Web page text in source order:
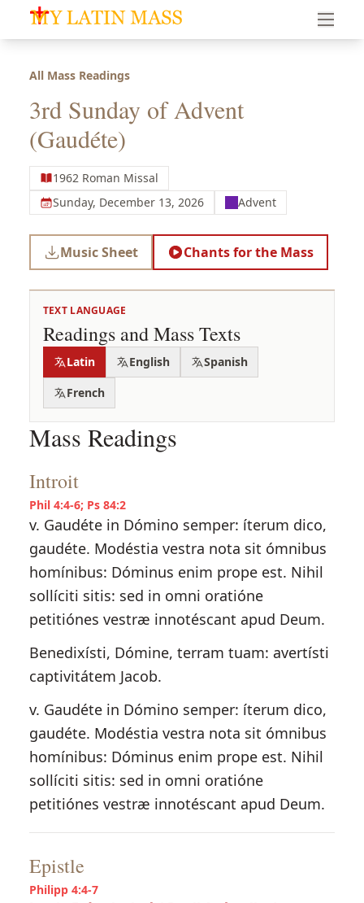
My Latin Mass - Traditional Latin Mass of South Florida
All Mass Readings
3rd Sunday of Advent
(Gaudéte)
1962 Roman Missal
Sunday, December 13, 2026
Advent
Music Sheet Chants for the Mass
TEXT LANGUAGE
Readings and Mass Texts
Latin English
Spanish
French
Mass Readings
Introit
Phil 4:4-6; Ps 84:2
v. Gaudéte in Dómino semper: íterum dico,
gaudéte. Modéstia vestra nota sit ómnibus
homínibus: Dóminus enim prope est. Nihil
sollíciti sitis: sed in omni oratióne
petitiónes vestræ innotéscant apud Deum.
Benedixísti, Dómine, terram tuam: avertísti
captivitátem Jacob.
v. Gaudéte in Dómino semper: íterum dico,
gaudéte. Modéstia vestra nota sit ómnibus
homínibus: Dóminus enim prope est. Nihil
sollíciti sitis: sed in omni oratióne
petitiónes vestræ innotéscant apud Deum.
Epistle
Philipp 4:4-7